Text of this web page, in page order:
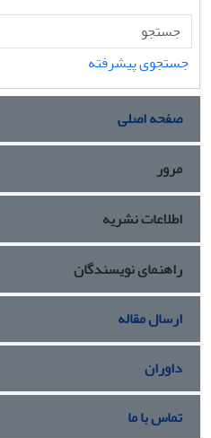
جستجوی پیشرفته
صفحه اصلی
مرور
اطلاعات نشریه
راهنمای نویسندگان
ارسال مقاله
داوران
تماس با ما